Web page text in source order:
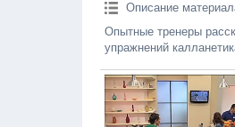
Описание
Опытные тренеры
упражнений